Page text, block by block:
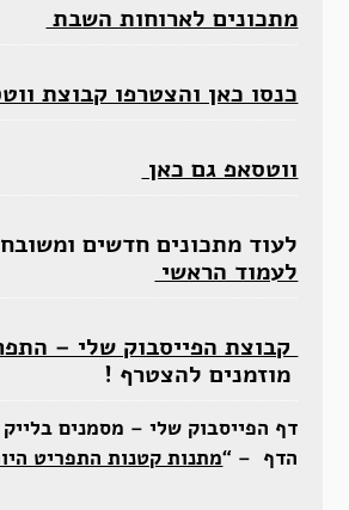
מתכונים לארוחות השבת
כנסו כאן והצטרפו קבוצת
ווטסאפ גם כאן
לעוד מתכונים חדשים
לעמוד הראשי
קבוצת הפייסבוק שלי –
מוזמנים להצטרף !
דף הפייסבוק שלי – מסמנים
הדף – “מתנות קטנות התפריט